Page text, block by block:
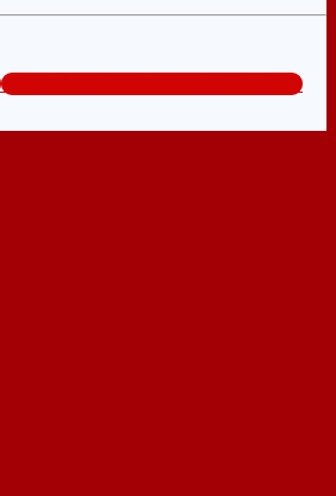
Tổng đài tư vấn miễn phí: 0824.400.400